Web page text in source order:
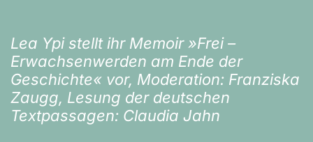
Lea Ypi stellt ihr Memoir »Frei –
Erwachsenwerden am Ende der
Geschichte« vor, Moderation: Franziska
Zaugg, Lesung der deutschen
Textpassagen: Claudia Jahn